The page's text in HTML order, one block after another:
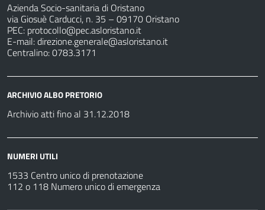
Azienda Socio-sanitaria di Oristano
via Giosuè Carducci, n. 35 – 09170 Oristano
PEC: protocollo@pec.asloristano.it
E-mail:direzione.generale@asloristano.it
Centralino: 0783.3171
ARCHIVIO ALBO PRETORIO
Archivio atti fino al 31.12.2018
NUMERI UTILI
1533 Centro unico di prenotazione
112 o 118 Numero unico di emergenza